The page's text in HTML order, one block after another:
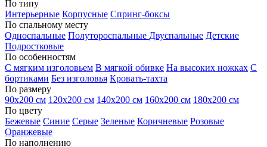
По типу
Интерьерные Корпусные Спринг-боксы
По спальному месту
Односпальные Полутороспальные Двуспальные Детские
Подростковые
По особенностям
С мягким изголовьем В мягкой обивке На высоких ножках С
бортиками Без изголовья Кровать-тахта
По размеру
90х200 см 120х200 см 140х200 см 160х200 см 180х200 см
По цвету
Бежевые Синие Серые Зеленые Коричневые Розовые
Оранжевые
По наполнению